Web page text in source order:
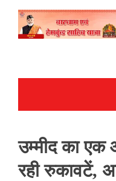
उम्मीद का एक
रही रुकावटें,